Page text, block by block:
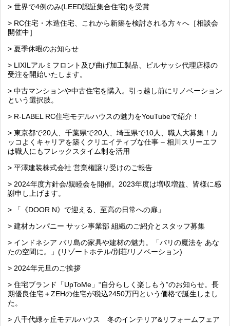
> 世界で4例のみ(LEED認証集合住宅)を受賞
> RC住宅・木造住宅、これから新築を検討される方々へ［相談会
開催中］
> 夏季休暇のお知らせ
> LIXILアルミフロント及び曲げ加工製品、ビルサッシ代理店様の
受注を開始いたします。
> 中古マンションや中古住宅を購入。引っ越し前にリノベーション
という選択肢。
> R-LABEL RC住宅モデルハウスの魅力をYouTubeで紹介！
> 東京都で20人、千葉県で20人、埼玉県で10人、職人大募集！カ
ッコよくキャリアを築くクリエイティブな仕事 – 相川スリーエフ
は職人にもフレックスタイム制を活用
> 平澤建装株式会社 営業権譲り受けのご報告
> 2024年度方針会/親睦会を開催。2023年度は増収増益、皆様に感
謝申し上げます。
> 「《DOOR N》で迎える、至高の日常への扉」
> 建材カンパニー サッシ事業部 組織のご紹介とスタッフ募集
> インドネシア バリ島の家具や建材の魅力。「バリの魔法を あな
たの空間に。」(リゾートホテル/別荘/リノベーション)
> 2024年元旦のご挨拶
> 住宅ブランド「UpToMe」“自分らしく楽しもう”のお知らせ。長
期優良住宅＋ZEHの住宅が税込2450万円という価格で誕生しまし
た。
> 八千代緑ヶ丘モデルハウス 冬のインテリア&リフォームフェア